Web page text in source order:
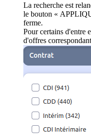
La recherche est
le bouton «
ferme.
Pour certains d'entre
d'offres